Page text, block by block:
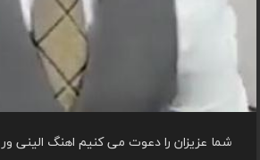
شما عزیزان را دعوت می کنیم اهنگ الینی ور